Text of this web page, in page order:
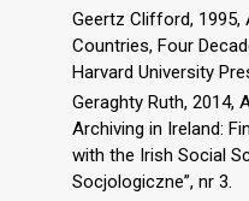
Geertz Clifford,
Countries, Four
Harvard University
Geraghty Ruth, 2014,
Archiving in Ireland:
with the Irish Social
Socjologiczne”, nr 3.